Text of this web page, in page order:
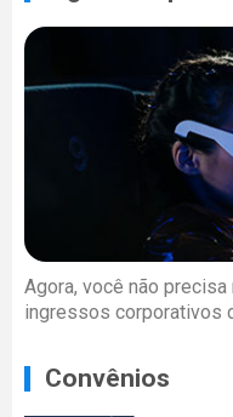
Agora, você não
ingressos corporativos
Convênios